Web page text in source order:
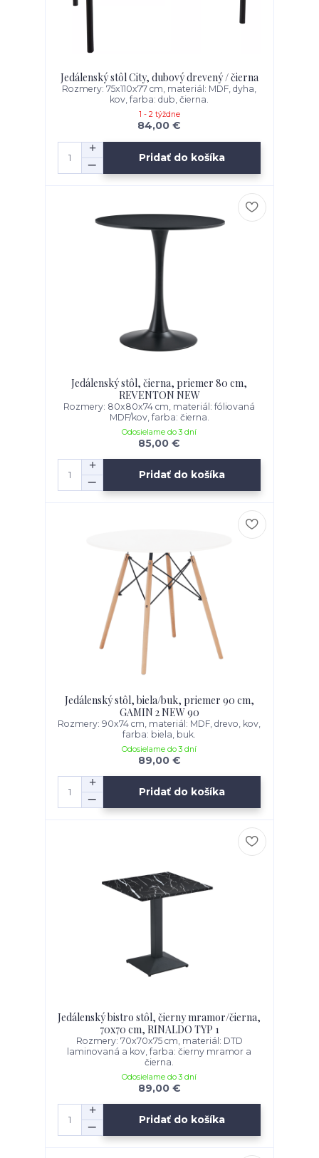
Jedálenský stôl City, dubový drevený / čierna
Rozmery: 75x110x77 cm, materiál: MDF, dyha,
kov, farba: dub, čierna.
84,00 €
1 - 2 týždne
Pridať do košíka
Jedálenský stôl, čierna, priemer 80 cm,
REVENTON NEW
Rozmery: 80x80x74 cm, materiál: fóliovaná
MDF/kov, farba: čierna.
85,00 €
Odosielame do 3 dní
Pridať do košíka
Jedálenský stôl, biela/buk, priemer 90 cm,
GAMIN 2 NEW 90
Rozmery: 90x74 cm, materiál: MDF, drevo, kov,
farba: biela, buk.
89,00 €
Odosielame do 3 dní
Pridať do košíka
Jedálenský bistro stôl, čierny mramor/čierna,
70x70 cm, RINALDO TYP 1
Rozmery: 70x70x75 cm, materiál: DTD
laminovaná a kov, farba: čierny mramor a
čierna.
89,00 €
Odosielame do 3 dní
Pridať do košíka